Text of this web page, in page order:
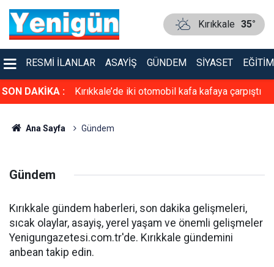
Kırıkkale 35°
RESMI İLANLAR ASAYIŞ GÜNDEM SIYASET EĞITIM
SON DAKİKA : Kırıkkale’de iki otomobil kafa kafaya çarpıştı
Ana Sayfa Gündem
Gündem
Kırıkkale gündem haberleri, son dakika gelişmeleri,
sıcak olaylar, asayiş, yerel yaşam ve önemli gelişmeler
Yenigungazetesi.com.tr'de. Kırıkkale gündemini
anbean takip edin.